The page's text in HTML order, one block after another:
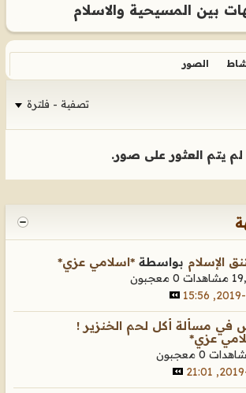
بين المسيحية والاسلام
الصور
تصفية - فلترة
لم يتم العثور على صور.
الإسلام بواسطة *اسلامي عزي*
0 معجبون
في مسألة أكل لحم الخنزير !
عزي*
0 معجبون